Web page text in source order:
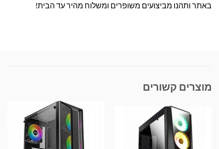
באתר ותהנו מביצועים משופרים ומשלוח מהיר עד הבית!
מוצרים קשורים